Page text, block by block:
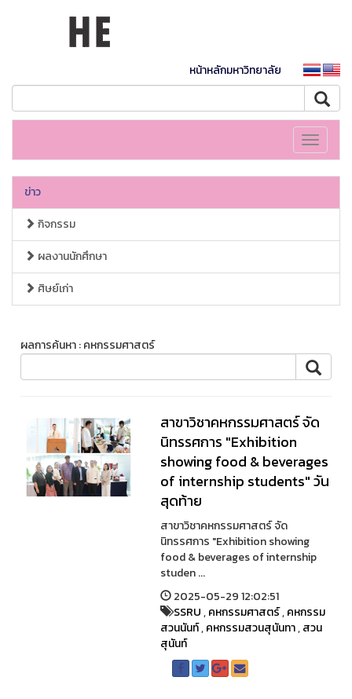
หน้าหลักมหาวิทยาลัย
Toggle
ข่าว
กิจกรรม
ผลงานนักศึกษา
ศิษย์เก่า
ผลการค้นหา : คหกรรมศาสตร์
สาขาวิชาคหกรรมศาสตร์ จัด
นิทรรศการ "Exhibition
showing food & beverages
of internship students" วัน
สุดท้าย
สาขาวิชาคหกรรมศาสตร์ จัด
นิทรรศการ "Exhibition showing
food & beverages of internship
studen ...
2025-05-29 12:02:51
SSRU,คหกรรมศาสตร์,คหกรรม
สวนนันท์,คหกรรมสวนสุนันทา,สวน
สุนันท์